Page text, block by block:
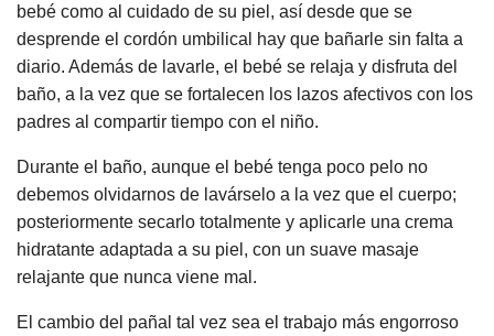
bebé como al cuidado de su piel, así desde que se
desprende el cordón umbilical hay que bañarle sin falta a
diario. Además de lavarle, el bebé se relaja y disfruta del
baño, a la vez que se fortalecen los lazos afectivos con los
padres al compartir tiempo con el niño.
Durante el baño, aunque el bebé tenga poco pelo no
debemos olvidarnos de lavárselo a la vez que el cuerpo;
posteriormente secarlo totalmente y aplicarle una crema
hidratante adaptada a su piel, con un suave masaje
relajante que nunca viene mal.
El cambio del pañal tal vez sea el trabajo más engorroso